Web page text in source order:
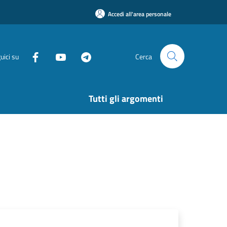
Accedi all'area personale
su Cerca
Tutti gli argomenti